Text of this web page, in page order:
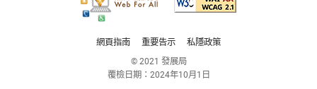
網頁指南 重要告示
私隱政策
© 2021 發展局
覆檢日期： 2024年10月1日